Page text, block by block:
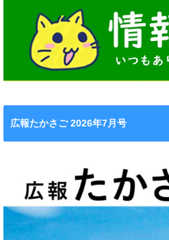
広報たかさご 2026年7月号